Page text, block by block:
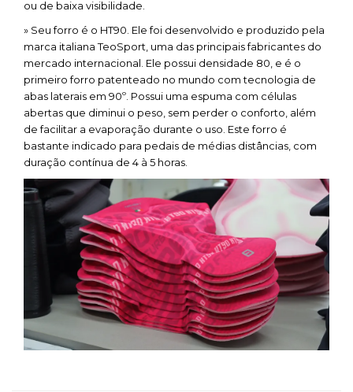
ou de baixa visibilidade.
» Seu forro é o HT90. Ele foi desenvolvido e produzido pela
marca italiana TeoSport, uma das principais fabricantes do
mercado internacional. Ele possui densidade 80, e é o
primeiro forro patenteado no mundo com tecnologia de
abas laterais em 90º. Possui uma espuma com células
abertas que diminui o peso, sem perder o conforto, além
de facilitar a evaporação durante o uso. Este forro é
bastante indicado para pedais de médias distâncias, com
duração contínua de 4 à 5 horas.